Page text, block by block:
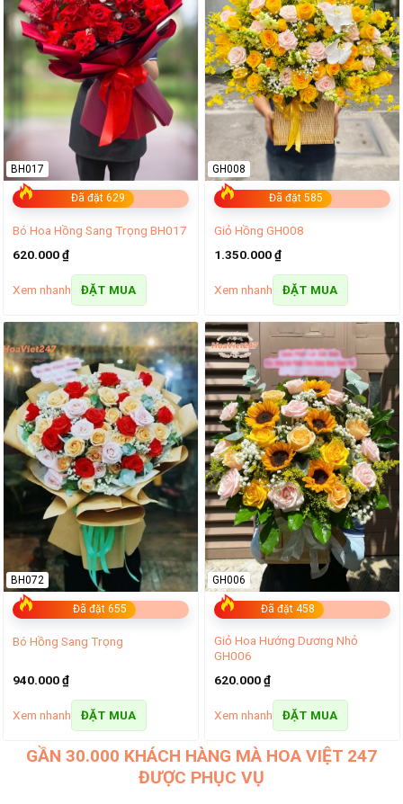
Đã đặt 629
BH017
Bó Hoa Hồng Sang Trọng BH017
620.000₫
Xem nhanh ĐẶT MUA
Đã đặt 585
GH008
Giỏ Hồng GH008
1.350.000₫
Xem nhanh ĐẶT MUA
Đã đặt 655
BH072
Bó Hồng Sang Trọng
940.000₫
Xem nhanh ĐẶT MUA
Đã đặt 458
GH006
Giỏ Hoa Hướng Dương Nhỏ
GH006
620.000₫
Xem nhanh ĐẶT MUA
GẦN 30.000 KHÁCH HÀNG MÀ HOA VIỆT 247
ĐƯỢC PHỤC VỤ